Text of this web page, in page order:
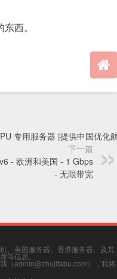
西。
专用服务器 |提供中国优化
下一篇
- 欧洲和美国 - 1 Gbps
- 无限带宽
、美国服务器、香港服务器、及其
等信息。
（admin@zhujifabu.com），我将